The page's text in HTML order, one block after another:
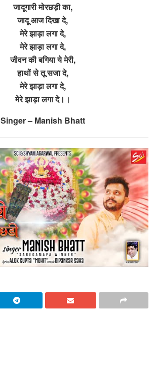
जादूगारी मोरछड़ी का,
जादू आज दिखा दे,
मेरे झाड़ा लगा दे,
मेरे झाड़ा लगा दे,
जीवन की बगिया ये मेरी,
हाथों से तू सजा दे,
मेरे झाड़ा लगा दे,
मेरे झाड़ा लगा दे।।
Singer – Manish Bhatt